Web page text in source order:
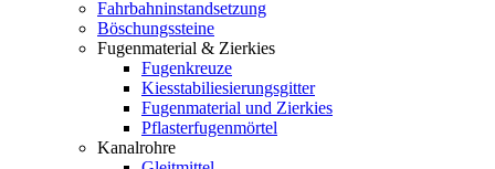
Fahrbahninstandsetzung
Böschungssteine
Fugenmaterial & Zierkies
Fugenkreuze
Kiesstabiliesierungsgitter
Fugenmaterial und Zierkies
Pflasterfugenmörtel
Kanalrohre